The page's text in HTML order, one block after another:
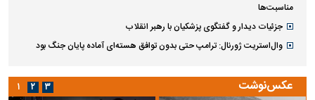
مناسبت‌ها
جزئیات دیدار و گفتگوی پزشکیان با رهبر انقلاب
وال‌استریت ژورنال: ترامپ حتی بدون توافق هسته‌ای آماده پایان جنگ بود
عکس‌نوشت ۱ ۲ ۳